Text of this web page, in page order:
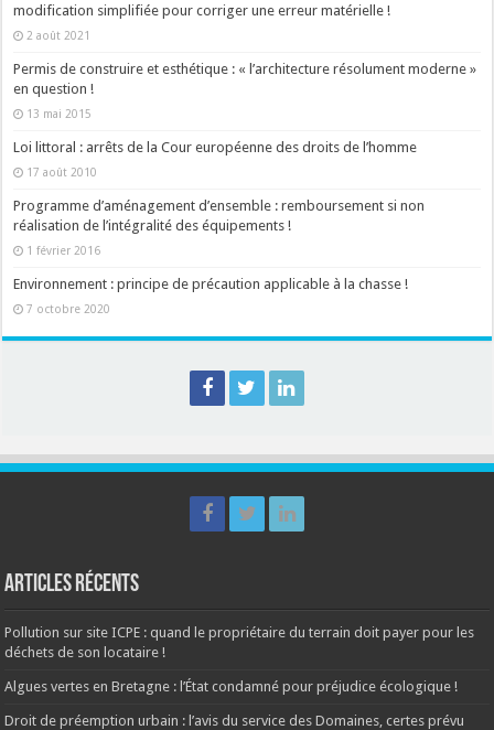
modification simplifiée pour corriger une erreur matérielle !
2 août 2021
Permis de construire et esthétique : « l’architecture résolument moderne »
en question !
13 mai 2015
Loi littoral : arrêts de la Cour européenne des droits de l’homme
17 août 2010
Programme d’aménagement d’ensemble : remboursement si non
réalisation de l’intégralité des équipements !
1 février 2016
Environnement : principe de précaution applicable à la chasse !
7 octobre 2020
Articles récents
Pollution sur site ICPE : quand le propriétaire du terrain doit payer pour les
déchets de son locataire !
Algues vertes en Bretagne : l’État condamné pour préjudice écologique !
Droit de préemption urbain : l’avis du service des Domaines, certes prévu